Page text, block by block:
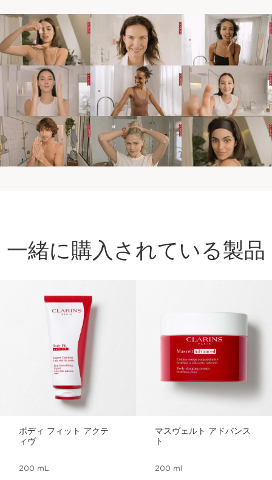
一緒に購入されている製品
コンテンツへ移動
ボディ フィット アクテ
ィヴ
200 mL
マスヴェルト アドバンス
ト
200 ml